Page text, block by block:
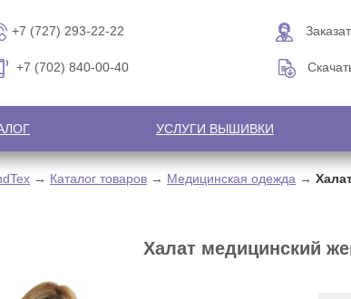
+7 (727) 293-22-22
+7 (702) 840-00-40
УСЛУГИ ВЫШИВКИ
→ Каталог товаров → Медицинская одежда →
Халат медицинский